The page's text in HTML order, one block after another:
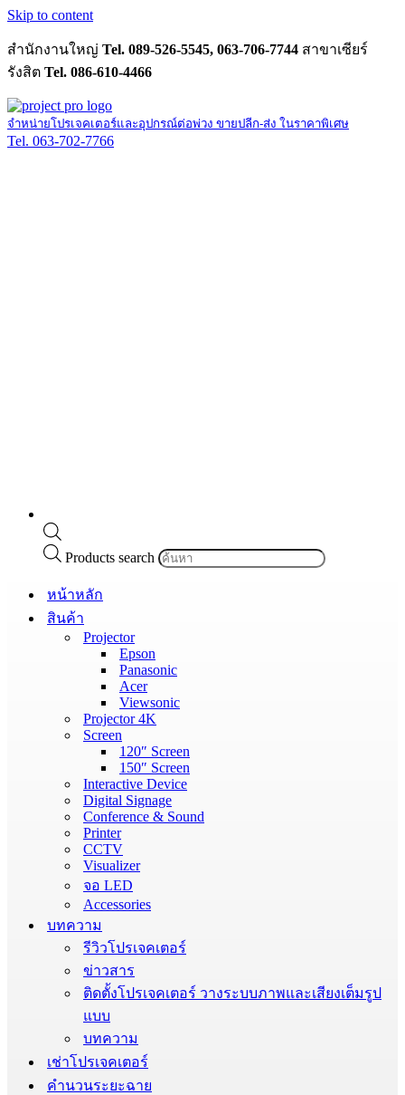
Skip to content
สำนักงานใหญ่ Tel. 089-526-5545, 063-706-7744 สาขาเซียร์
รังสิต Tel. 086-610-4466
จำหน่ายโปรเจคเตอร์และอุปกรณ์ต่อพ่วง ขายปลีก-ส่ง ในราคาพิเศษ
Tel. 063-702-7766
Products search
หน้าหลัก
สินค้า
Projector
Epson
Panasonic
Acer
Viewsonic
Projector 4K
Screen
120″ Screen
150″ Screen
Interactive Device
Digital Signage
Conference & Sound
Printer
CCTV
Visualizer
จอ LED
Accessories
บทความ
รีวิวโปรเจคเตอร์
ข่าวสาร
ติดตั้งโปรเจคเตอร์ วางระบบภาพและเสียงเต็มรูป
แบบ
บทความ
เช่าโปรเจคเตอร์
คำนวนระยะฉาย